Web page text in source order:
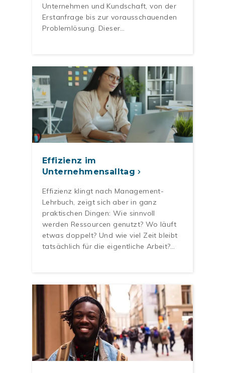
Unternehmen und Kundschaft, von der
Erstanfrage bis zur vorausschauenden
Problemlösung. Dieser…
Effizienz im
Unternehmensalltag
Effizienz klingt nach Management-
Lehrbuch, zeigt sich aber in ganz
praktischen Dingen: Wie sinnvoll
werden Ressourcen genutzt? Wo läuft
etwas doppelt? Und wie viel Zeit bleibt
tatsächlich für die eigentliche Arbeit?…